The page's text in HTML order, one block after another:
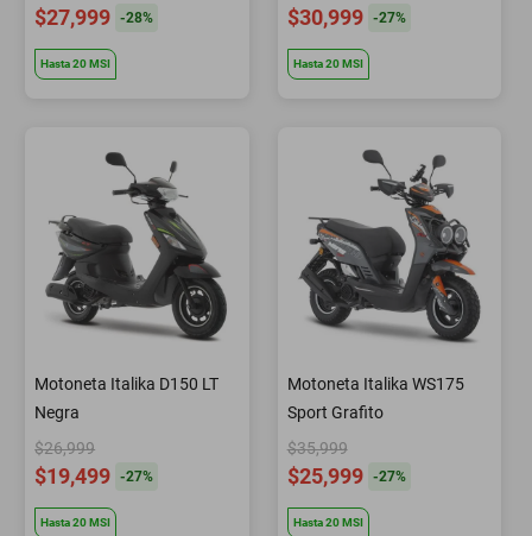
$27,999 -28%
Hasta20MSI
$30,999 -27%
Hasta20MSI
Motoneta Italika D150 LT
Negra
$26,999
$19,499 -27%
Hasta20MSI
Motoneta Italika WS175
Sport Grafito
$35,999
$25,999 -27%
Hasta20MSI